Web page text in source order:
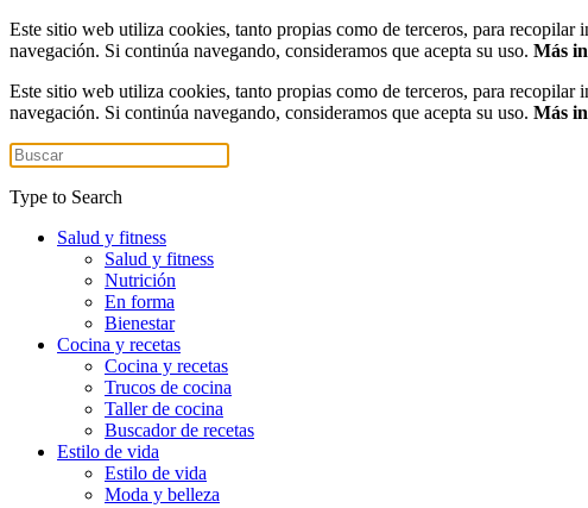
Este sitio web utiliza cookies, tanto propias como de terceros, para recopilar
navegación. Si continúa navegando, consideramos que acepta su uso. Más
Este sitio web utiliza cookies, tanto propias como de terceros, para recopilar
navegación. Si continúa navegando, consideramos que acepta su uso. Más
Type to Search
Salud y fitness
Salud y fitness
Nutrición
En forma
Bienestar
Cocina y recetas
Cocina y recetas
Trucos de cocina
Taller de cocina
Buscador de recetas
Estilo de vida
Estilo de vida
Moda y belleza